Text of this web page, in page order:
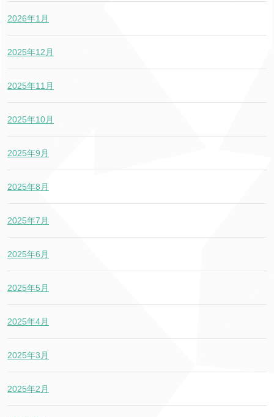
2026年1月
2025年12月
2025年11月
2025年10月
2025年9月
2025年8月
2025年7月
2025年6月
2025年5月
2025年4月
2025年3月
2025年2月